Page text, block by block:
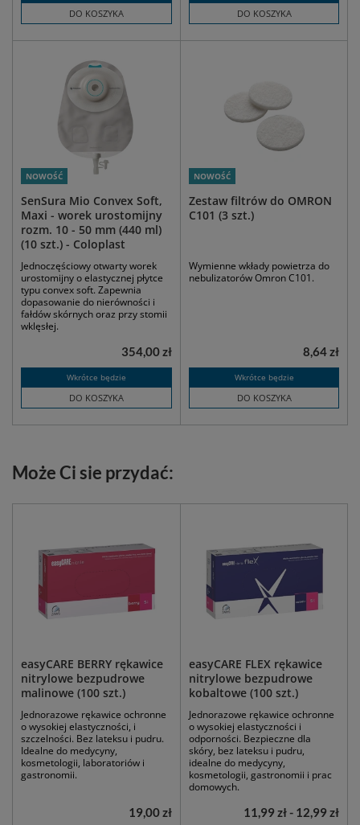
DO KOSZYKA DO KOSZYKA
NOWOŚĆ
SenSura Mio Convex Soft,
Maxi - worek urostomijny
rozm. 10 - 50 mm (440 ml)
(10 szt.) - Coloplast
Jednoczęściowy otwarty worek
urostomijny o elastycznej płytce
typu convex soft. Zapewnia
dopasowanie do nierówności i
fałdów skórnych oraz przy stomii
wklęsłej.
Wkrótce będzie
DO KOSZYKA
354,00 zł
NOWOŚĆ
Zestaw filtrów do OMRON
C101 (3 szt.)
Wymienne wkłady powietrza do
nebulizatorów Omron C101.
Wkrótce będzie
DO KOSZYKA
8,64 zł
Może Ci sie przydać:
easyCARE BERRY rękawice
nitrylowe bezpudrowe
malinowe (100 szt.)
Jednorazowe rękawice ochronne
o wysokiej elastyczności, i
szczelności. Bez lateksu i pudru.
Idealne do medycyny,
kosmetologii, laboratoriów i
gastronomii.
19,00 zł
easyCARE FLEX rękawice
nitrylowe bezpudrowe
kobaltowe (100 szt.)
Jednorazowe rękawice ochronne
o wysokiej elastyczności i
odporności. Bezpieczne dla
skóry, bez lateksu i pudru,
idealne do medycyny,
kosmetologii, gastronomii i prac
domowych.
11,99 zł - 12,99 zł